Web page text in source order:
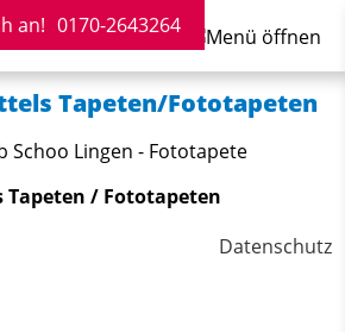
0170-2643264
Tapeten/Fototapeten
/ Fototapeten
Datenschutz